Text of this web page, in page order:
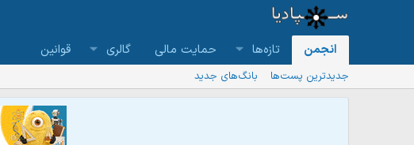
انجمن تازه‌ها حمایت مالی گالری قوانین
جدیدترین پست‌ها بانگ‌های جدید